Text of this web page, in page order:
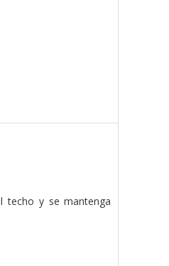
techo y se mantenga